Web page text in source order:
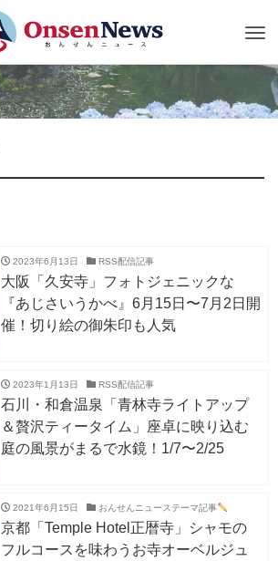
2023年6月13日 RSS配信記事
大阪「久安寺」フォトジェニックな
『あじさいうかべ』6月15日〜7月2日開
催！切り絵の御朱印も人気
2023年1月13日 RSS配信記事
石川・和倉温泉「青林寺ライトアップ
＆贅沢ティータイム」座卓に映り込む
庭の風景がまるで水鏡！1/7〜2/25
2021年6月15日 おんせんニューステーマ記事
京都「Temple Hotel正暦寺」シャモの
フルコースを味わうお寺オーベルジュ